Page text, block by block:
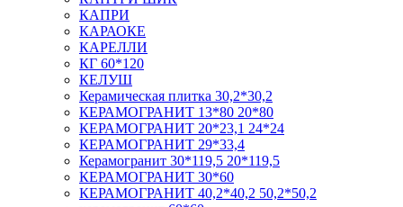
КАПРИ
КАРАОКЕ
КАРЕЛЛИ
КГ 60*120
КЕЛУШ
Керамическая плитка 30,2*30,2
КЕРАМОГРАНИТ 13*80 20*80
КЕРАМОГРАНИТ 20*23,1 24*24
КЕРАМОГРАНИТ 29*33,4
Керамогранит 30*119,5 20*119,5
КЕРАМОГРАНИТ 30*60
КЕРАМОГРАНИТ 40,2*40,2 50,2*50,2